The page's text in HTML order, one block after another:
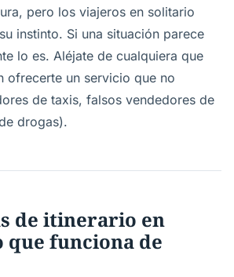
pero los viajeros en solitario
instinto. Si una situación parece
lo es. Aléjate de cualquiera que
ofrecerte un servicio que no
de taxis, falsos vendedores de
drogas).
de itinerario en
funciona de